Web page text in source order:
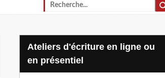
Ateliers d'écriture en ligne ou
en présentiel